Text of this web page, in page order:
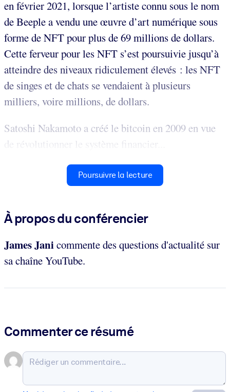
en février 2021, lorsque l’artiste connu sous le nom
de Beeple a vendu une œuvre d’art numérique sous
forme de NFT pour plus de 69 millions de dollars.
Cette ferveur pour les NFT s’est poursuivie jusqu’à
atteindre des niveaux ridiculement élevés : les NFT
de singes et de chats se vendaient à plusieurs
milliers, voire millions, de dollars.
Satoshi Nakamoto a créé le bitcoin en 2009 en vue
de révolutionner le système financier...
Poursuivre la lecture
À propos du conférencier
James Janicommente des questions d'actualité sur
sa chaîne YouTube.
Commenter ce résumé